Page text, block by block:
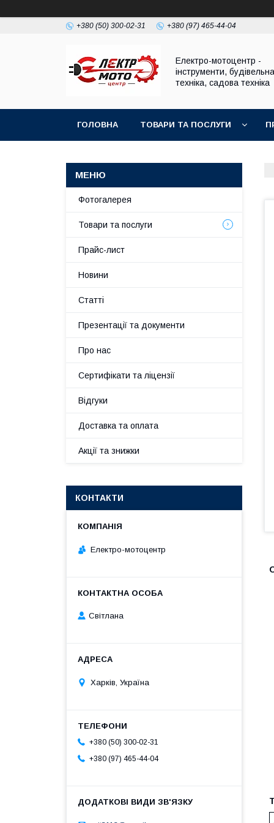
+380 (50) 300-02-31 +380 (97) 465-44-04
Електро-мотоцентр -
інструменти, будівельна
техніка, садова техніка
ГОЛОВНА ТОВАРИ ТА ПОСЛУГИ
Фотогалерея
Товари та послуги
Прайс-лист
Новини
Статті
Презентації та документи
Про нас
Сертифікати та ліцензії
Відгуки
Доставка та оплата
Акції та знижки
КОНТАКТИ
Електро-мотоцентр
Світлана
Харків, Україна
+380 (50) 300-02-31
+380 (97) 465-44-04